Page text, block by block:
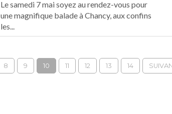
Le samedi 7 mai soyez au rendez-vous pour
une magnifique balade à Chancy, aux confins
les...
8 9 10 11 12 13 14